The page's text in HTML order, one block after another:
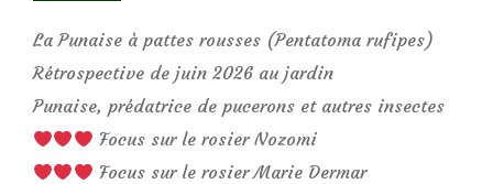
La Punaise à pattes rousses (Pentatoma rufipes)
Rétrospective de juin 2026 au jardin
Punaise, prédatrice de pucerons et autres insectes
Focus sur le rosier Nozomi
Focus sur le rosier Marie Dermar